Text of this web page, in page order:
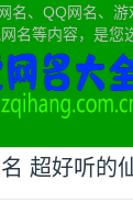
名、QQ网名、
名等内容，是您
首页>微信网名
超好听的